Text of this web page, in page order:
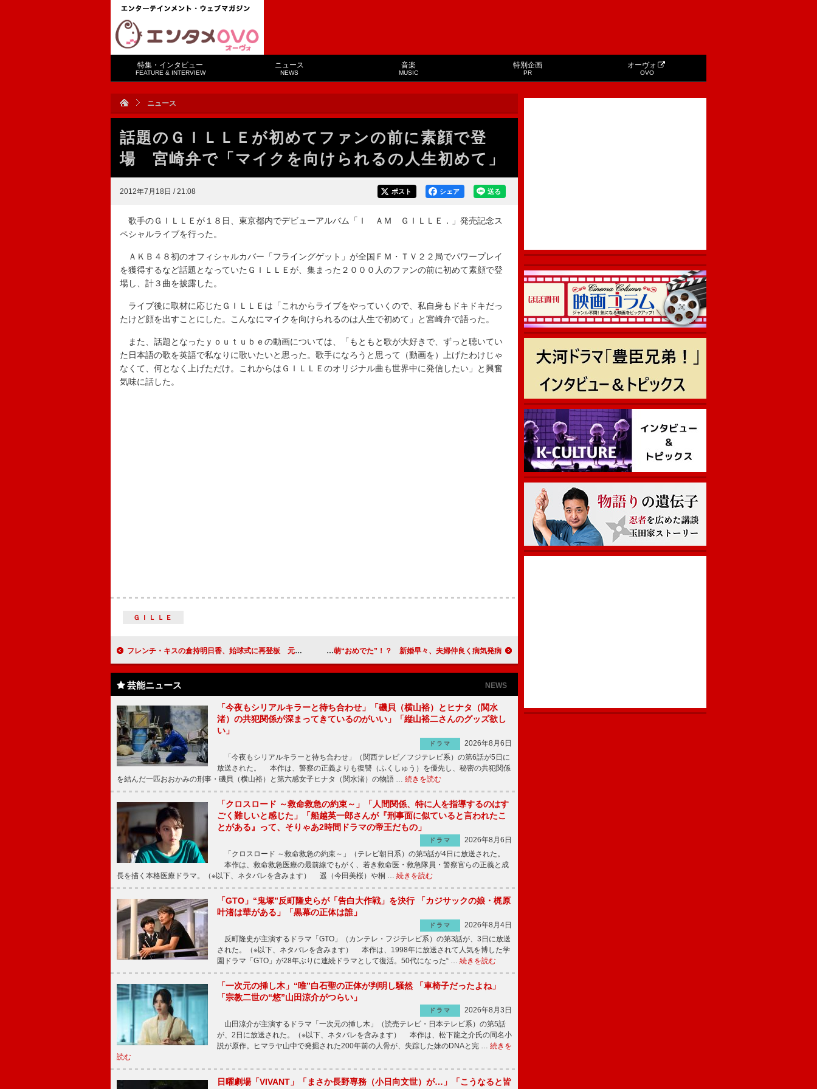
特集・インタビュー
FEATURE & INTERVIEW
ニュース
NEWS
音楽
MUSIC
特別企画
PR
オーヴォ
OVO
ニュース
話題のＧＩＬＬＥが初めてファンの前に素顔で登
場 宮崎弁で「マイクを向けられるの人生初めて」
2012年7月18日 / 21:08 送る
シェア
ポスト
歌手のＧＩＬＬＥが１８日、東京都内でデビューアルバム「Ｉ ＡＭ ＧＩＬＬＥ．」発売記念ス
ペシャルライブを行った。
ＡＫＢ４８初のオフィシャルカバー「フライングゲット」が全国ＦＭ・ＴＶ２２局でパワープレイ
を獲得するなど話題となっていたＧＩＬＬＥが、集まった２０００人のファンの前に初めて素顔で登
場し、計３曲を披露した。
ライブ後に取材に応じたＧＩＬＬＥは「これからライブをやっていくので、私自身もドキドキだっ
たけど顔を出すことにした。こんなにマイクを向けられるのは人生で初めて」と宮崎弁で語った。
また、話題となったｙｏｕｔｕｂｅの動画については、「もともと歌が大好きで、ずっと聴いてい
た日本語の歌を英語で私なりに歌いたいと思った。歌手になろうと思って（動画を）上げたわけじゃ
なくて、何となく上げただけ。これからはＧＩＬＬＥのオリジナル曲も世界中に発信したい」と興奮
気味に話した。
ＧＩＬＬＥ
フレンチ・キスの倉持明日香、始球式に再登板 元投手の父・明氏「バウンドかよ…」 福田萌“おめでた”！？ 新婚早々、夫婦仲良く病気発病
芸能ニュース NEWS
「今夜もシリアルキラーと待ち合わせ」「磯貝（横山裕）とヒナタ（関水
渚）の共犯関係が深まってきているのがいい」「縦山裕二さんのグッズ欲し
い」
ドラマ
2026年8月6日
「今夜もシリアルキラーと待ち合わせ」（関西テレビ／フジテレビ系）の第6話が5日に
放送された。 本作は、警察の正義よりも復讐（ふくしゅう）を優先し、秘密の共犯関係
を結んだ一匹おおかみの刑事・磯貝（横山裕）と第六感女子ヒナタ（関水渚）の物語 … 続きを読む
「クロスロード ～救命救急の約束～」「人間関係、特に人を指導するのはす
ごく難しいと感じた」「船越英一郎さんが『刑事面に似ていると言われたこ
とがある』って、そりゃあ2時間ドラマの帝王だもの」
ドラマ
2026年8月6日
「クロスロード ～救命救急の約束～」（テレビ朝日系）の第5話が4日に放送された。
本作は、救命救急医療の最前線でもがく、若き救命医・救急隊員・警察官らの正義と成
長を描く本格医療ドラマ。（※以下、ネタバレを含みます） 遥（今田美桜）や桐 … 続きを読む
「GTO」“鬼塚”反町隆史らが「告白大作戦」を決行 「カジサックの娘・梶原
叶渚は華がある」「黒幕の正体は誰」
ドラマ
2026年8月4日
反町隆史が主演するドラマ「GTO」（カンテレ・フジテレビ系）の第3話が、3日に放送
された。（※以下、ネタバレを含みます） 本作は、1998年に放送されて人気を博した学
園ドラマ「GTO」が28年ぶりに連続ドラマとして復活。50代になった“ … 続きを読む
「一次元の挿し木」“唯”白石聖の正体が判明し騒然 「車椅子だったよね」
「宗教二世の“悠”山田涼介がつらい」
ドラマ
2026年8月3日
山田涼介が主演するドラマ「一次元の挿し木」（読売テレビ・日本テレビ系）の第5話
が、2日に放送された。（※以下、ネタバレを含みます） 本作は、松下龍之介氏の同名小
説が原作。ヒマラヤ山中で発掘された200年前の人骨が、失踪した妹のDNAと完 … 続きを
読む
日曜劇場「VIVANT」「まさか長野専務（小日向文世）が…」「こうなると皆